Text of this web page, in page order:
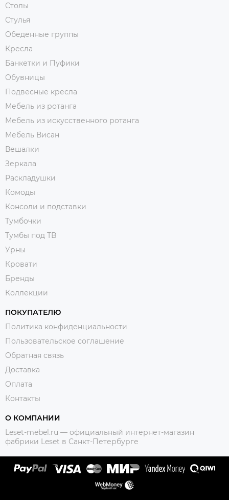
Столы
Стулья
Обеденные группы
Кресла
Банкетки и Пуфики
Обувницы
Подвесные кресла
Мебель из ротанга
Мебель из искусственного ротанга
Мебель Висан
Вешалки
Зеркала
Раскладушки
Комоды
Консоли и подставки
Тумбочки
Тумбы под ТВ
Урны
Кровати
Бренды
Коллекции
ПОКУПАТЕЛЮ
Политика конфиденциальности
Пользовательское соглашение
Обратная связь
Доставка
Оплата
Контакты
О КОМПАНИИ
Leset-mebel.ru — официальный интернет-магазин
фабрики Leset в Санкт-Петербурге